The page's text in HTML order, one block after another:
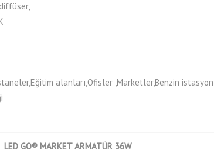
alanları,Ofisler ,Marketler,Benzin
LED GO® MARKET ARMATÜR 36W